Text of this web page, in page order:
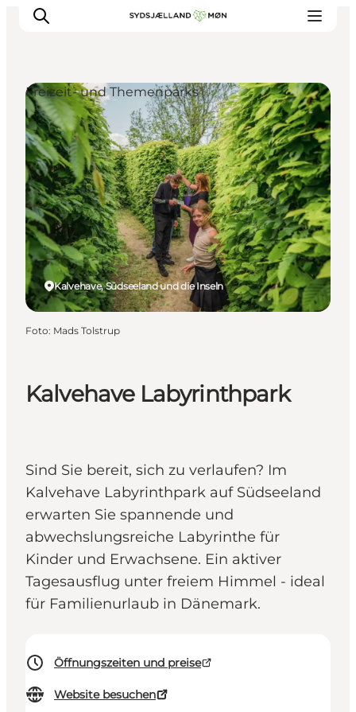
Erleben
Städte und Orte
Events
Essen
Unterkunft
Reise planen
Kalvehave Labyrinthpark
Sind Sie bereit, sich zu verlaufen? Im
Kalvehave Labyrinthpark auf Südseeland
erwarten Sie spannende und
abwechslungsreiche Labyrinthe für
Kinder und Erwachsene. Ein aktiver
Tagesausflug unter freiem Himmel - ideal
für Familienurlaub in Dänemark.
Öffnungszeiten und preise
Website besuchen
Kalvehave, Südseeland und die Inseln
Freizeit- und Themenparks
Foto: Mads Tolstrup